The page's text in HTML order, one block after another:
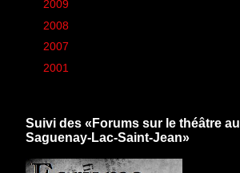
2009
2008
2007
2001
Suivi des «Forums sur le théâtre au
Saguenay-Lac-Saint-Jean»